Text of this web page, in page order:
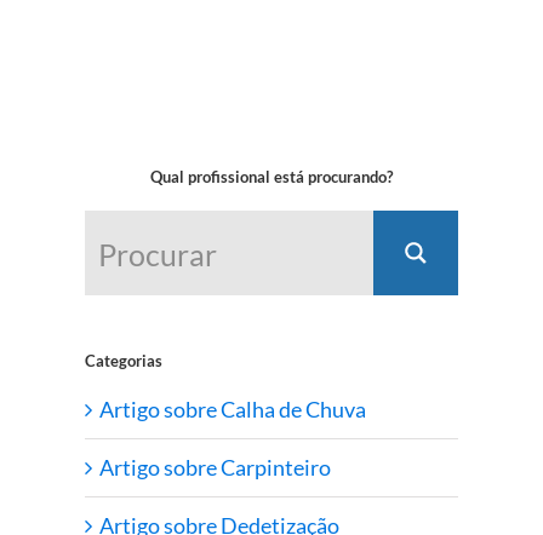
Qual profissional está procurando?
Categorias
Artigo sobre Calha de Chuva
Artigo sobre Carpinteiro
Artigo sobre Dedetização